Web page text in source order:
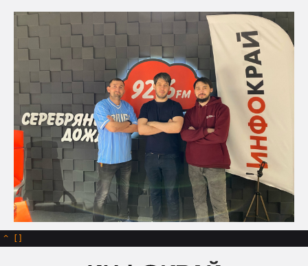
^